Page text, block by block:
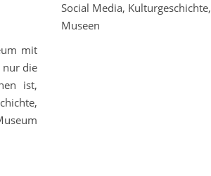
mit
nur die
ist,
Social Media, Kulturgeschichte,
Museen